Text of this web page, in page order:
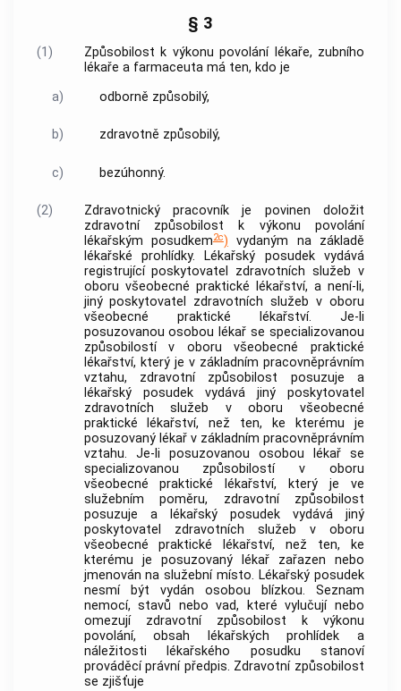
§ 3
(1)
Způsobilost k výkonu povolání lékaře, zubního
lékaře a farmaceuta má ten, kdo je
a)
odborně způsobilý,
b) zdravotně způsobilý,
c) bezúhonný.
(2) Zdravotnický pracovníkje povinen doložit
zdravotní způsobilost k výkonu povolání
lékařským posudkem2c) vydaným na základě
lékařské prohlídky. Lékařský posudek vydává
registrující poskytovatel zdravotních služeb v
oboru všeobecné praktické lékařství, a není-li,
jiný poskytovatel zdravotních služeb v oboru
všeobecné praktické lékařství. Je-li
posuzovanou osobou lékař se specializovanou
způsobilostí v oboru všeobecné praktické
lékařství, který je v základním pracovněprávním
vztahu, zdravotní způsobilost posuzuje a
lékařský posudek vydává jiný poskytovatel
zdravotních služeb v oboru všeobecné
praktické lékařství, než ten, ke kterému je
posuzovaný lékař v základním pracovněprávním
vztahu. Je-li posuzovanou osobou lékař se
specializovanou způsobilostí v oboru
všeobecné praktické lékařství, který je ve
služebním poměru, zdravotní způsobilost
posuzuje a lékařský posudek vydává jiný
poskytovatel zdravotních služeb v oboru
všeobecné praktické lékařství, než ten, ke
kterému je posuzovaný lékař zařazen nebo
jmenován na služební místo. Lékařský posudek
nesmí být vydán osobou blízkou. Seznam
nemocí, stavů nebo vad, které vylučují nebo
omezují zdravotní způsobilost k výkonu
povolání, obsah lékařských prohlídek a
náležitosti lékařského posudku stanoví
prováděcí právní předpis. Zdravotní způsobilost
se zjišťuje